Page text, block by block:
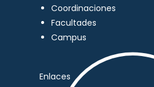
Coordinaciones
Facultades
Campus
Enlaces